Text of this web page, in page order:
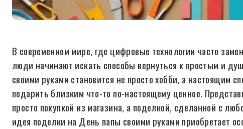
В современном мире, где цифровые технологии часто
люди начинают искать способы вернуться к простым и
своими руками становится не просто хобби, а настоящим
подарить близким что-то по-настоящему ценное.
просто покупкой из магазина, а поделкой, сделанной с
идея поделки на День папы своими руками приобретает